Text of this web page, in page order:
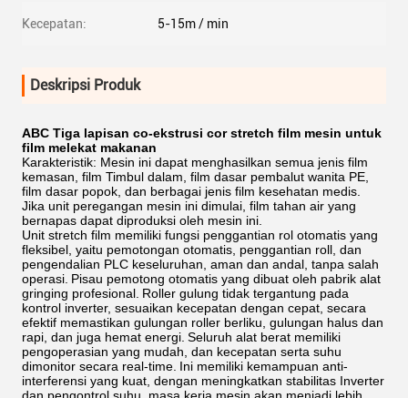
Kecepatan: 5-15m / min
Deskripsi Produk
ABC Tiga lapisan co-ekstrusi cor stretch film mesin untuk
film melekat makanan
Karakteristik: Mesin ini dapat menghasilkan semua jenis film
kemasan, film Timbul dalam, film dasar pembalut wanita PE,
film dasar popok, dan berbagai jenis film kesehatan medis.
Jika unit peregangan mesin ini dimulai, film tahan air yang
bernapas dapat diproduksi oleh mesin ini.
Unit stretch film memiliki fungsi penggantian rol otomatis yang
fleksibel, yaitu pemotongan otomatis, penggantian roll, dan
pengendalian PLC keseluruhan, aman dan andal, tanpa salah
operasi. Pisau pemotong otomatis yang dibuat oleh pabrik alat
gringing profesional. Roller gulung tidak tergantung pada
kontrol inverter, sesuaikan kecepatan dengan cepat, secara
efektif memastikan gulungan roller berliku, gulungan halus dan
rapi, dan juga hemat energi. Seluruh alat berat memiliki
pengoperasian yang mudah, dan kecepatan serta suhu
dimonitor secara real-time. Ini memiliki kemampuan anti-
interferensi yang kuat, dengan meningkatkan stabilitas Inverter